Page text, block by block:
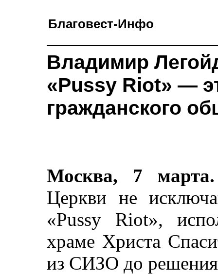
Благовест-Инфо
Владимир
«Pussy Riot» —
гражданского
Москва, 7 марта.
Церкви не
«Pussy Riot»,
храме Христа
из СИЗО до решения